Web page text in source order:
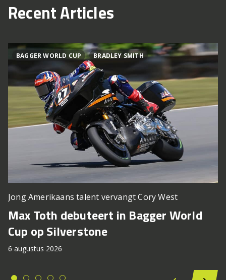
Recent Articles
BAGGER WORLD CUP BRADLEY SMITH
Jong Amerikaans talent vervangt Cory West
Max Toth debuteert in Bagger World
Cup op Silverstone
6 augustus 2026